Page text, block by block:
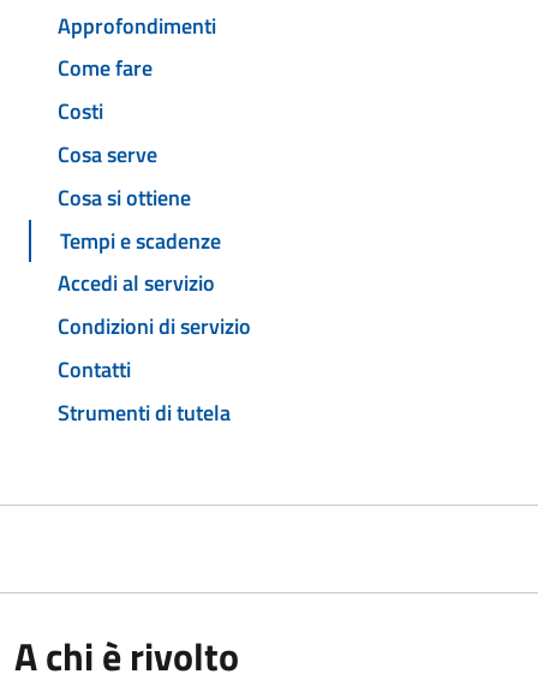
Approfondimenti
Come fare
Costi
Cosa serve
Cosa si ottiene
Tempi e scadenze
Accedi al servizio
Condizioni di servizio
Contatti
Strumenti di tutela
A chi è rivolto